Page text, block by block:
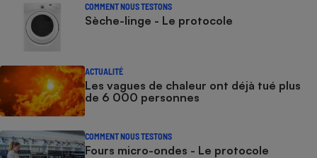
COMMENT NOUS TESTONS
Sèche-linge - Le protocole
ACTUALITÉ
Les vagues de chaleur ont déjà tué plus
de 6 000 personnes
COMMENT NOUS TESTONS
Fours micro-ondes - Le protocole